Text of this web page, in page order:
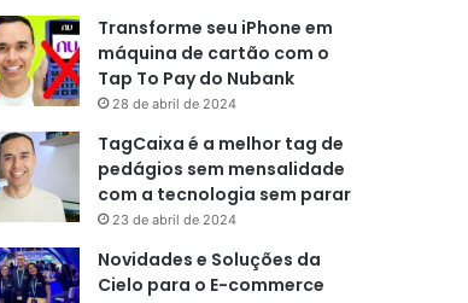
Transforme seu iPhone em
máquina de cartão com o
Tap To Pay do Nubank
28 de abril de 2024
TagCaixa é a melhor tag de
pedágios sem mensalidade
com a tecnologia sem parar
23 de abril de 2024
Novidades e Soluções da
Cielo para o E-commerce